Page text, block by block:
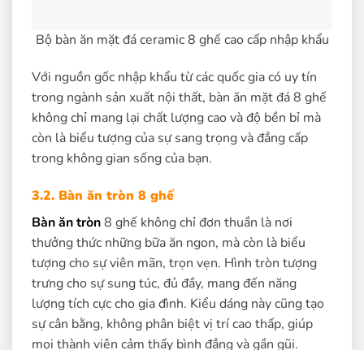
Bộ bàn ăn mặt đá ceramic 8 ghế cao cấp nhập khẩu
Với nguồn gốc nhập khẩu từ các quốc gia có uy tín
trong ngành sản xuất nội thất, bàn ăn mặt đá 8 ghế
không chỉ mang lại chất lượng cao và độ bền bỉ mà
còn là biểu tượng của sự sang trọng và đẳng cấp
trong không gian sống của bạn.
3.2. Bàn ăn tròn 8 ghế
Bàn ăn tròn8 ghế không chỉ đơn thuần là nơi
thưởng thức những bữa ăn ngon, mà còn là biểu
tượng cho sự viên mãn, trọn vẹn. Hình tròn tượng
trưng cho sự sung túc, đủ đầy, mang đến năng
lượng tích cực cho gia đình. Kiểu dáng này cũng tạo
sự cân bằng, không phân biệt vị trí cao thấp, giúp
mọi thành viên cảm thấy bình đẳng và gần gũi.